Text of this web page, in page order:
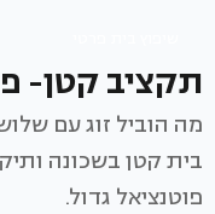
תקציב קטן-
מה הוביל זוג עם
בית קטן בשכונה
פוטנציאל גדול.